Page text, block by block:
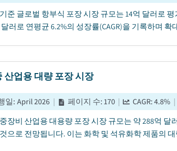
준 글로벌 항부식 포장 시장 규모는 14억 달러로
러로 연평균 6.2%의 성장률(CAGR)을 기록하며
산업용 대량 포장 시장
일: April 2026 | 페이지 수:170 | CAGR:4.8% |
장비 산업용 대용량 포장 시장 규모는 약 288억 달
으로 전망됩니다. 이는 화학 및 석유화학 제품의